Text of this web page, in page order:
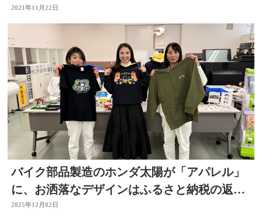
2021年11月22日
バイク部品製造のホンダ太陽が「アパレル」
に、お洒落なデザインはふるさと納税の返礼
品としても人気
2025年12月02日